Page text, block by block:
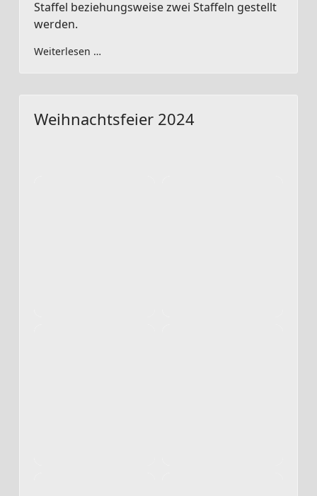
Staffel beziehungsweise zwei Staffeln gestellt
werden.
Weiterlesen …
Weihnachtsfeier 2024